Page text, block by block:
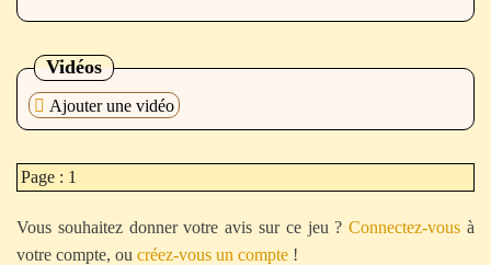
Vidéos
Ajouter une vidéo
Page : 1
Vous souhaitez donner votre avis sur ce jeu ?Connectez-vous à
votre compte, ou créez-vous un compte !